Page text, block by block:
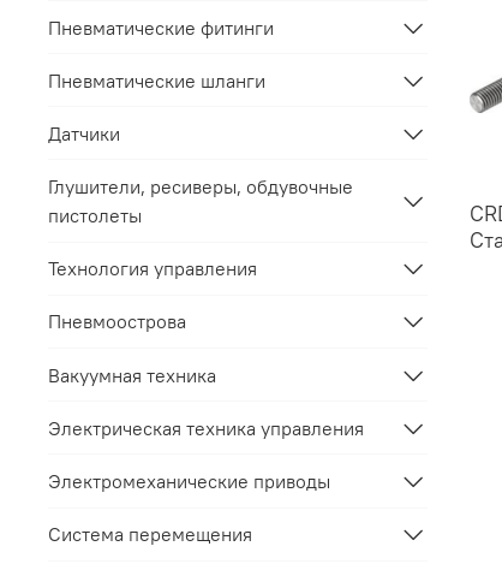
Пневматические фитинги
Пневматические шланги
Датчики
Глушители, ресиверы, обдувочные
пистолеты
Технология управления
Пневмоострова
Вакуумная техника
Электрическая техника управления
Электромеханические приводы
Система перемещения